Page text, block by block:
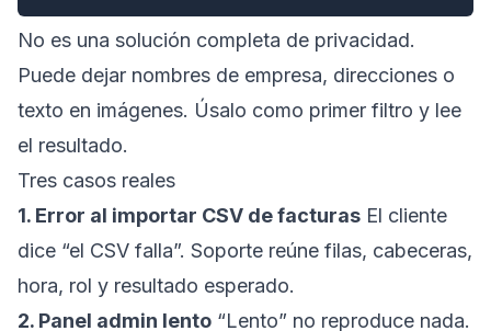
No es una solución completa de privacidad.
Puede dejar nombres de empresa, direcciones o
texto en imágenes. Úsalo como primer filtro y lee
el resultado.
Tres casos reales
1. Error al importar CSV de facturas El cliente
dice “el CSV falla”. Soporte reúne filas, cabeceras,
hora, rol y resultado esperado.
2. Panel admin lento “Lento” no reproduce nada.